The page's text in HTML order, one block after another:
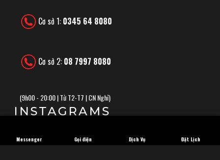
Cơ sở 1: 0345 64 8080
Cơ sở 2: 08 7997 8080
(9h00 - 20:00 | Từ T2-T7 | CN Nghỉ)
INSTAGRAMS
Đặt Lịch
Dịch Vụ
Gọi điện
Messenger